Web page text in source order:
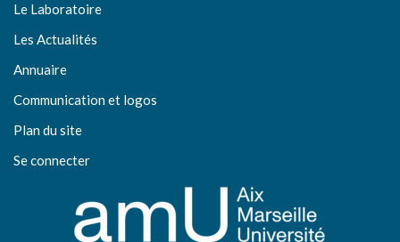
Le Laboratoire
Les Actualités
Annuaire
Communication et logos
Plan du site
Se connecter